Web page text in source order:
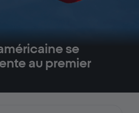
se
au premier